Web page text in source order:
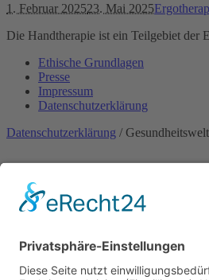
1. Februar 202523. Mai 2025
Die Handtherapie ist ein Teilgebiet der
Ethische Grundlagen
Presse
Impressum
Datenschutzerklärung
Datenschutzerklärung /